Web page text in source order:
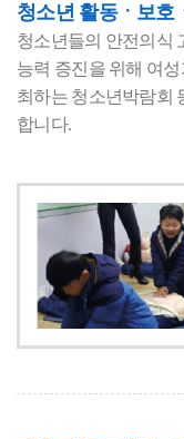
청소년 활동ㆍ보호
청소년들의 안전의식
능력 증진을 위해 여
최하는 청소년박람회
합니다.